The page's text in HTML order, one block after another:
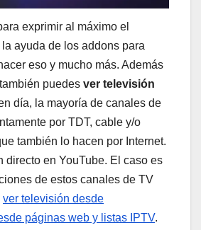
exprimir al máximo el
ayuda de los addons para
eso y mucho más. Además
puedes ver televisión
día, la mayoría de canales de
por TDT, cable y/o
también lo hacen por Internet.
directo en YouTube. El caso es
de estos canales de TV
ver televisión desde
páginas web y listas IPTV.